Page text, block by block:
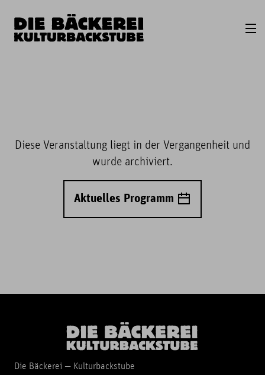
Diese Veranstaltung liegt in der Vergangenheit und
wurde archiviert.
Aktuelles Programm
Die Bäckerei — Kulturbackstube